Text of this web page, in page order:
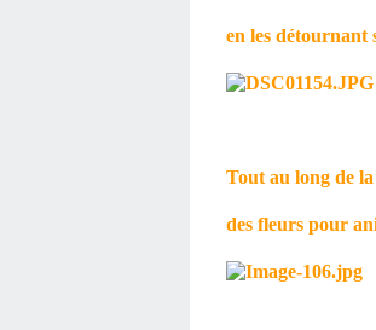
en les détournant
Tout au long de
des fleurs pour